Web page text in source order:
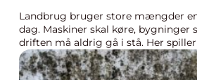
Landbrug bruger store mængder
dag. Maskiner skal køre, bygninger
driften må aldrig gå i stå. Her